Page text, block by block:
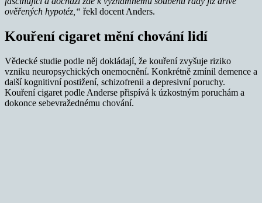
ověřených hypotéz,“ řekl docent Anders.
Kouření cigaret mění chování lidí
Vědecké studie podle něj dokládají, že kouření zvyšuje riziko
vzniku neuropsychických onemocnění. Konkrétně zmínil demence a
další kognitivní postižení, schizofrenii a depresivní poruchy.
Kouření cigaret podle Anderse přispívá k úzkostným poruchám a
dokonce sebevražednému chování.